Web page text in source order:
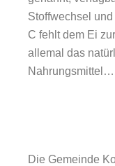
Stoffwechsel
C fehlt dem Ei
allemal das
Nahrungsmittel…
Die Gemeinde